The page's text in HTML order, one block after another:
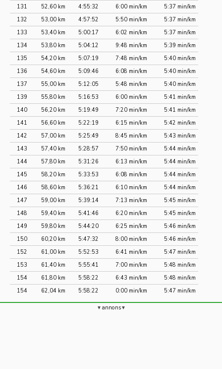
131
52,60 km 4:55:32 6:00 min/km
5:37 min/km
132
53,00 km 4:57:52 5:50 min/km
5:37 min/km
133
53,40 km 5:00:17 6:02 min/km
5:37 min/km
134
53,80 km 5:04:12 9:48 min/km
5:39 min/km
135
54,20 km 5:07:19 7:48 min/km
5:40 min/km
136
54,60 km 5:09:46 6:08 min/km
5:40 min/km
137
55,00 km 5:12:05 5:48 min/km
5:40 min/km
139
55,80 km 5:16:53 6:00 min/km
5:41 min/km
140
56,20 km 5:19:49 7:20 min/km
5:41 min/km
141
56,60 km 5:22:19 6:15 min/km
5:42 min/km
142
57,00 km 5:25:49 8:45 min/km
5:43 min/km
143
57,40 km 5:28:57 7:50 min/km
5:44 min/km
144
57,80 km 5:31:26 6:13 min/km
5:44 min/km
145
58,20 km 5:33:53 6:08 min/km
5:44 min/km
146
58,60 km 5:36:21 6:10 min/km
5:44 min/km
147
59,00 km 5:39:14 7:13 min/km
5:45 min/km
148
59,40 km 5:41:46 6:20 min/km
5:45 min/km
149
59,80 km 5:44:20 6:25 min/km
5:46 min/km
150
60,20 km 5:47:32 8:00 min/km
5:46 min/km
152
61,00 km 5:52:53 6:41 min/km
5:47 min/km
153
61,40 km 5:55:41 7:00 min/km
5:48 min/km
154
61,80 km 5:58:22 6:43 min/km
5:48 min/km
154
62,04 km 5:58:22 0:00 min/km 5:47 min/km
annons